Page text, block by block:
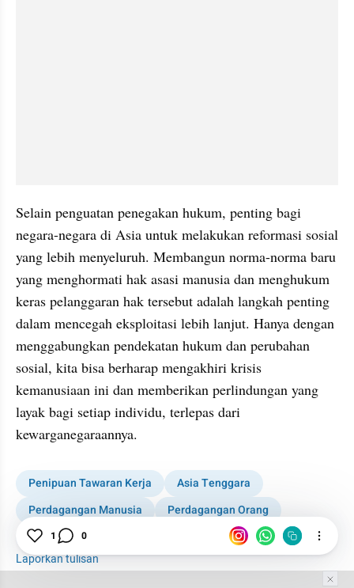
Selain penguatan penegakan hukum, penting bagi
negara-negara di Asia untuk melakukan reformasi sosial
yang lebih menyeluruh. Membangun norma-norma baru
yang menghormati hak asasi manusia dan menghukum
keras pelanggaran hak tersebut adalah langkah penting
dalam mencegah eksploitasi lebih lanjut. Hanya dengan
menggabungkan pendekatan hukum dan perubahan
sosial, kita bisa berharap mengakhiri krisis
kemanusiaan ini dan memberikan perlindungan yang
layak bagi setiap individu, terlepas dari
kewarganegaraannya.
Penipuan Tawaran Kerja
Asia Tenggara
Perdagangan Manusia
Perdagangan Orang
Kamboja
Laporkan tulisan
1 0